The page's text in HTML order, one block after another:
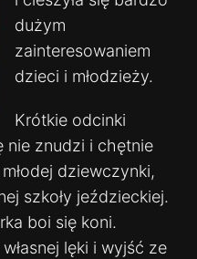
dużym
zainteresowaniem
dzieci i młodzieży.
Krótkie odcinki
nie znudzi i chętnie
dziewczynki,
szkoły jeździeckiej.
boi się koni.
lęki i wyjść ze